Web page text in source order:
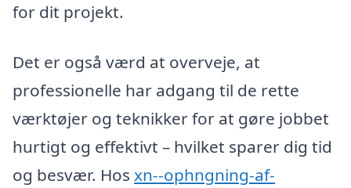
for dit projekt.
Det er også værd at overveje, at
professionelle har adgang til de rette
værktøjer og teknikker for at gøre jobbet
hurtigt og effektivt – hvilket sparer dig tid
og besvær. Hos xn--ophngning-af-